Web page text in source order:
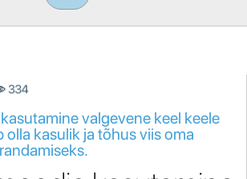
334
valgevene keel keele
kasulik ja tõhus viis oma